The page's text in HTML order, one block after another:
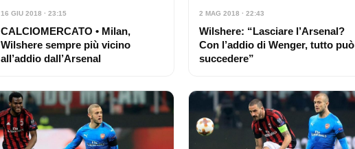
16 GIU 2018 · 23:15
CALCIOMERCATO • Milan,
Wilshere sempre più vicino
all’addio dall’Arsenal
2 MAG 2018 · 22:43
Wilshere: “Lasciare l’Arsenal?
Con l’addio di Wenger, tutto può
succedere”